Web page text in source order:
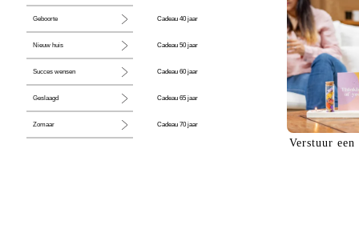
Geboorte
Nieuw huis
Succes wensen
Geslaagd
Zomaar
Cadeau 40 jaar
Cadeau 50 jaar
Cadeau 60 jaar
Cadeau 65 jaar
Cadeau 70 jaar
Verstuur een